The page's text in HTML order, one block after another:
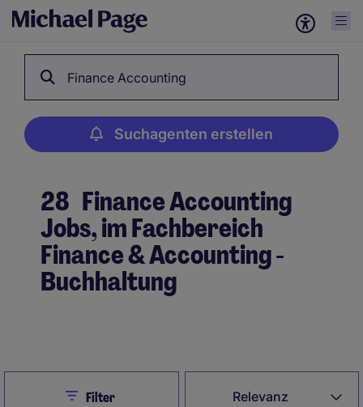
Finance Accounting
Suchagenten erstellen
28 Finance Accounting
Jobs, im Fachbereich
Finance & Accounting -
Buchhaltung
Relevanz
CloseFilter